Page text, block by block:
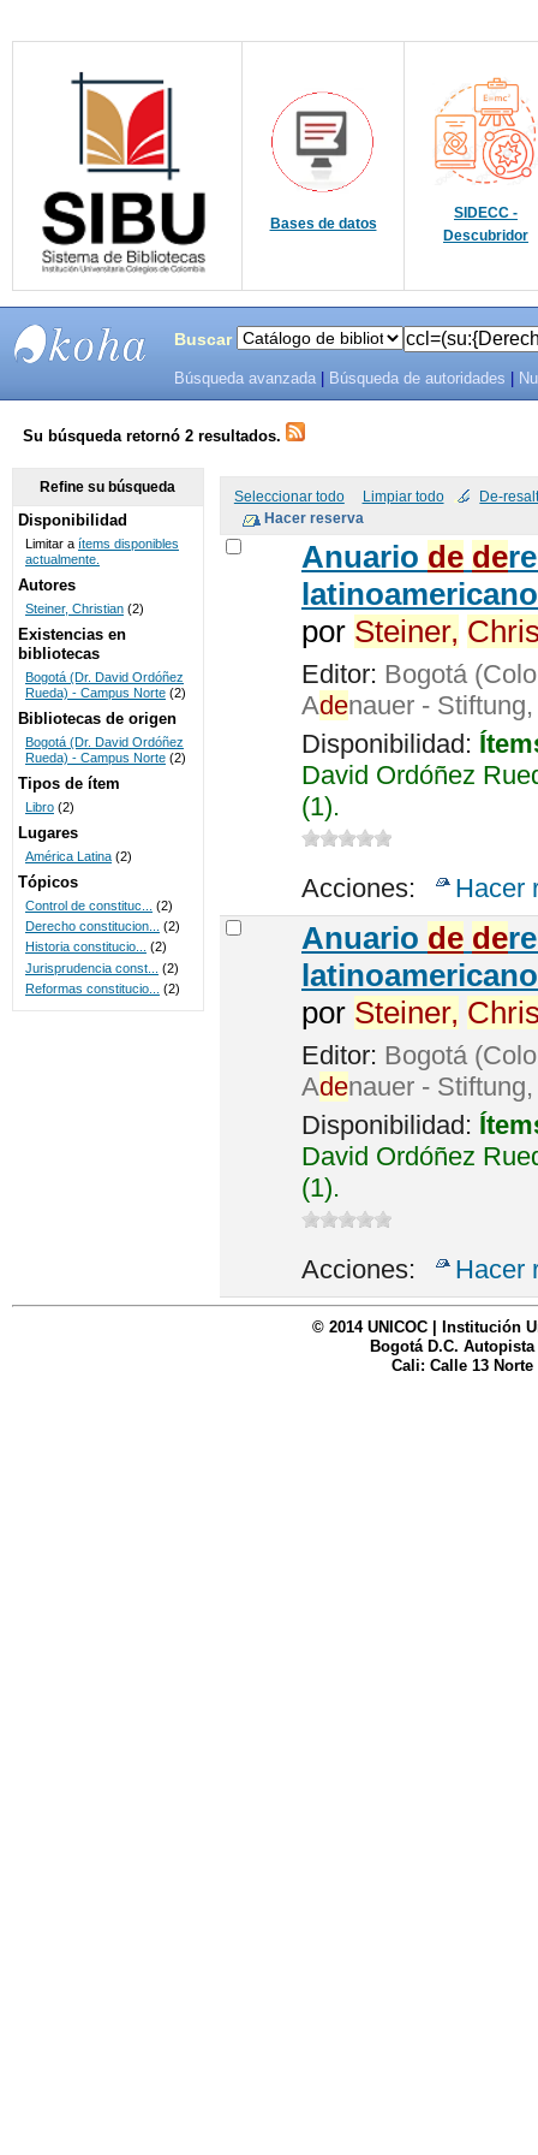
Bases de datos
SIDECC -
Descubridor
SISTEMAS
DE
BIBLIOTECAS
UNICOC
Buscar
Búsqueda avanzada Búsqueda de autoridades
Su búsqueda retornó 2 resultados.
Seleccionar todo Limpiar todo De-
Anuario de de
por Steiner,
Editor: Bogotá
Adenauer -
Disponibilidad:
David Ordóñez
(1).
Acciones: Hacer
Anuario de de
por Steiner,
Editor: Bogotá
Adenauer -
Disponibilidad:
David Ordóñez
(1).
Acciones: Hacer
Refine su búsqueda
Disponibilidad
Limitar a ítems disponibles
actualmente.
Autores
Steiner, Christian (2)
Existencias en
bibliotecas
Bogotá (Dr. David Ordóñez
Rueda) - Campus Norte (2)
Bibliotecas de origen
Bogotá (Dr. David Ordóñez
Rueda) - Campus Norte (2)
Tipos de ítem
Libro (2)
Lugares
América Latina (2)
Tópicos
Control de constituc...
(2)
Derecho constitucion...
(2)
Historia constitucio... (2)
Jurisprudencia const...
(2)
Reformas constitucio...
(2)
© 2014 UNICOC | Institución
Bogotá D.C. Autopista
Cali: Calle 13 Norte